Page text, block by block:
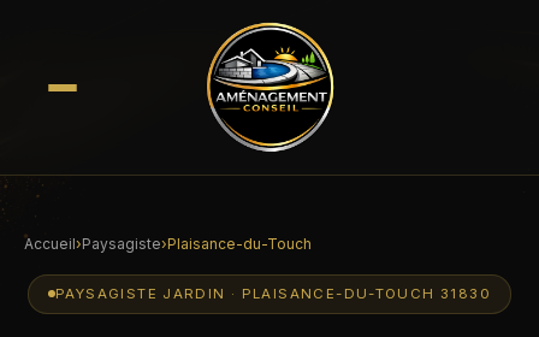
Accueil›Paysagiste›Plaisance-du-Touch
PAYSAGISTE JARDIN · PLAISANCE-DU-TOUCH 31830